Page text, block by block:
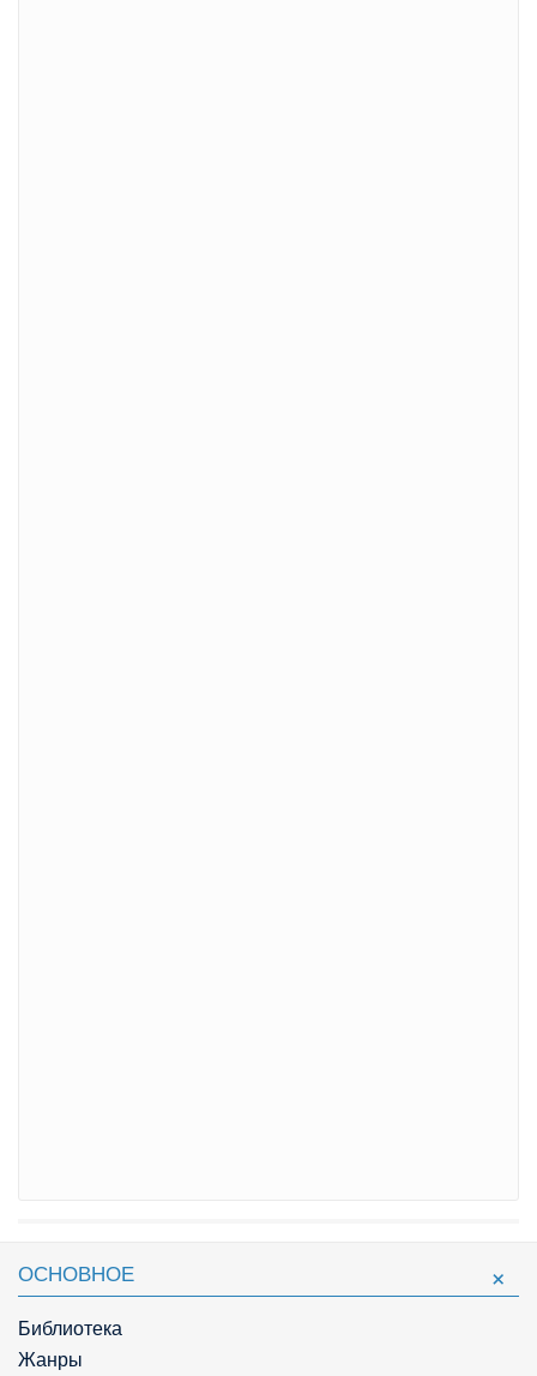
ОСНОВНОЕ
Библиотека
Жанры